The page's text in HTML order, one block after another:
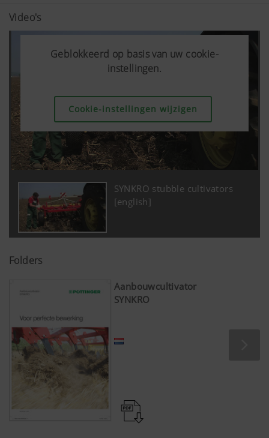
Video's
Geblokkeerd op basis van uw cookie-
instellingen.
Cookie-instellingen wijzigen
SYNKRO stubble cultivators
[english]
Folders
Aanbouwcultivator
SYNKRO